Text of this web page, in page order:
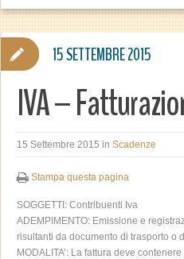
IVA –
15 Settembre 2015 in Scadenze
Stampa questa pagina
SOGGETTI: Contribuenti Iva
ADEMPIMENTO: Emissione e
risultanti da documento di trasporto o
MODALITA’: La fattura deve
15 SETTEMBRE 2015